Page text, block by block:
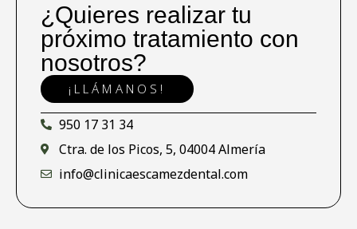
¿Quieres realizar tu
próximo tratamiento con
nosotros?
¡LLÁMANOS!
950 17 31 34
Ctra. de los Picos, 5, 04004 Almería
info@clinicaescamezdental.com